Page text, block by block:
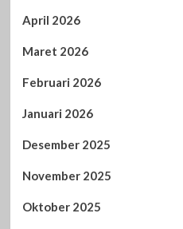
April 2026
Maret 2026
Februari 2026
Januari 2026
Desember 2025
November 2025
Oktober 2025